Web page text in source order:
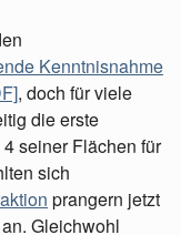
Kenntnisnahme
, doch für viele
die erste
seiner Flächen für
sich
prangern jetzt
Gleichwohl